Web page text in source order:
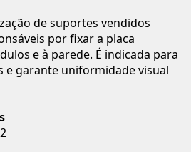
de suportes vendidos
por fixar a placa
e à parede. É indicada para
e garante uniformidade visual